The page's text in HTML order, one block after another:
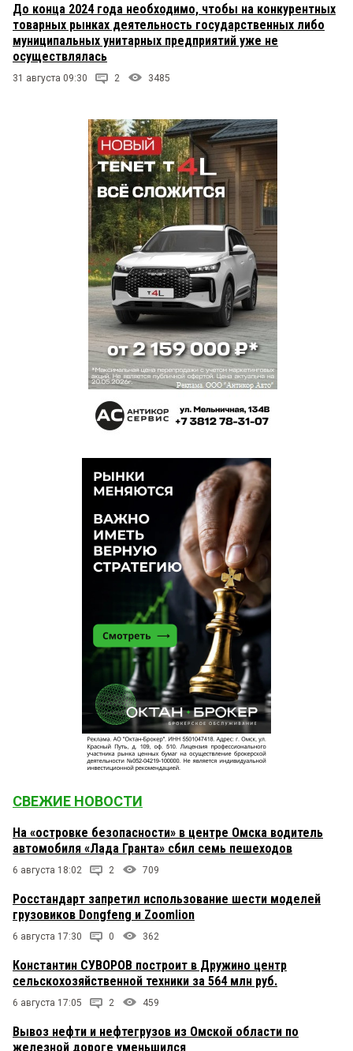
До конца 2024 года необходимо, чтобы на конкурентных
товарных рынках деятельность государственных либо
муниципальных унитарных предприятий уже не
осуществлялась
31 августа 09:30 2 3485
СВЕЖИЕ НОВОСТИ
На «островке безопасности» в центре Омска водитель
автомобиля «Лада Гранта» сбил семь пешеходов
6 августа 18:02 2 709
Росстандарт запретил использование шести моделей
грузовиков Dongfeng и Zoomlion
6 августа 17:30 0 362
Константин СУВОРОВ построит в Дружино центр
сельскохозяйственной техники за 564 млн руб.
6 августа 17:05 2 459
Вывоз нефти и нефтегрузов из Омской области по
железной дороге уменьшился